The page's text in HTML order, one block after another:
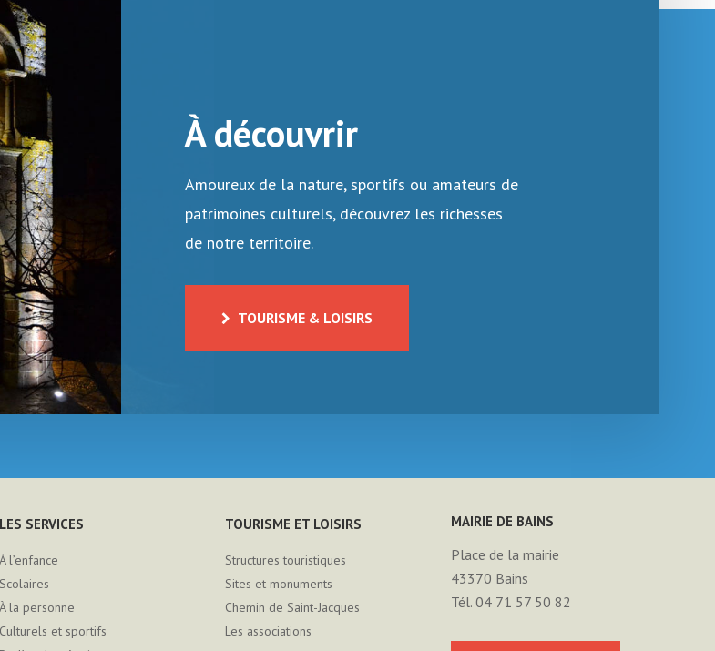
À découvrir
Amoureux de la nature, sportifs ou amateurs de
patrimoines culturels, découvrez les richesses
de notre territoire.
TOURISME & LOISIRS
LES SERVICES
À l’enfance
Scolaires
À la personne
Culturels et sportifs
TOURISME ET LOISIRS
Structures touristiques
Sites et monuments
Chemin de Saint-Jacques
Les associations
MAIRIE DE BAINS
Place de la mairie
43370 Bains
Tél. 04 71 57 50 82